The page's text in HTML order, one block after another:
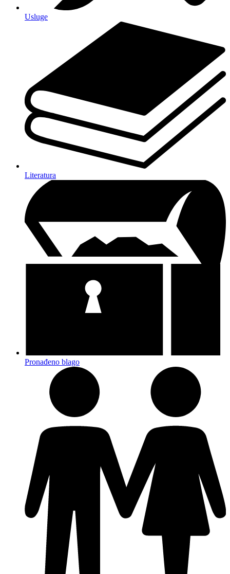
Usluge
Literatura
Pronađeno blago